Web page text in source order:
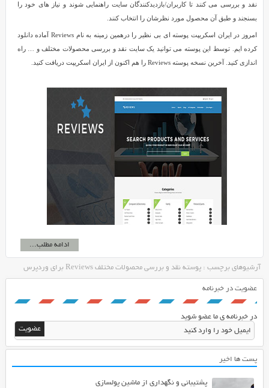
نقد و بررسی می کنند تا کاربران/بازدیدکنندگان سایت راهنمایی شوند و نیاز های خود را
بسنجند و طبق آن محصول مورد نظرشان را انتخاب کنند.
امروز در ایران اسکریپت پوسته ای بی نظیر را درهمین زمینه به نام Reviews آماده دانلود
کرده ایم. توسط این پوسته می توانید یک سایت نقد و بررسی محصولات مختلف و … راه
اندازی کنید. آخرین نسخه پوسته Reviews را هم اکنون از ایران اسکریپت دریافت کنید.
ادامه مطلب...
آرشیوهای برچسب : پوسته نقد و بررسی محصولات مختلف Reviews برای وردپرس
عضویت در خبرنامه
در خبرنامه ی ما عضو شوید
پست ها اخیر
پشتیبانی و نگهداری از ماشین پولسازی